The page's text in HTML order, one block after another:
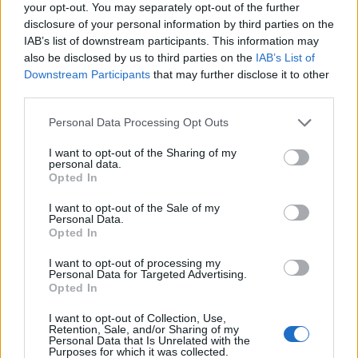
your opt-out. You may separately opt-out of the further
disclosure of your personal information by third parties on the
IAB’s list of downstream participants. This information may
also be disclosed by us to third parties on the IAB’s List of
Downstream Participants that may further disclose it to other
Personal Data Processing Opt Outs
I want to opt-out of the Sharing of my
personal data.
Opted In
I want to opt-out of the Sale of my
Personal Data.
Opted In
I want to opt-out of processing my
Personal Data for Targeted Advertising.
Opted In
I want to opt-out of Collection, Use,
Retention, Sale, and/or Sharing of my
Personal Data that Is Unrelated with the
Purposes for which it was collected.
doucement avec une brosse.
Évitez les chocs thermiques: Ne passez jamais
votre théière de chaud à froid rapidement, cela
pourrait l’abimer.
Nathalie Leclerc est une journaliste spécialisée en santé et
médecine. Mère de deux enfants, elle allie une solide